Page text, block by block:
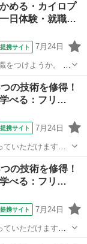
める・カイロプ
日体験・就職…
提携サイト 7月24日
をつけようか。 就
の技術を修得！
学べる：フリ…
提携サイト 7月24日
いただけます。
、 手に職をつけ
の技術を修得！
学べる：フリ…
提携サイト 7月24日
いただけます。
、 手に職をつけ